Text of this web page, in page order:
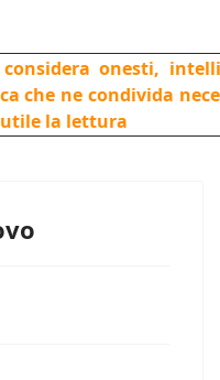
onesti,
che ne condivida
la lettura